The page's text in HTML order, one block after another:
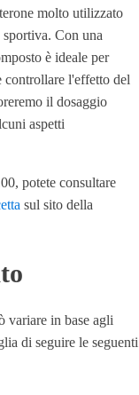
molto utilizzato
Con una
è ideale per
controllare l'effetto del
il dosaggio
aspetti
potete consultare
sul sito della
variare in base agli
di seguire le seguenti